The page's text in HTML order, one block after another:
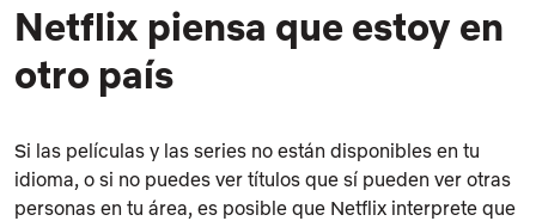
Netflix piensa que estoy en
otro país
Si las películas y las series no están disponibles en tu
idioma, o si no puedes ver títulos que sí pueden ver otras
personas en tu área, es posible que Netflix interprete que